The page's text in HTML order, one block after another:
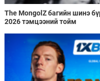
The MongolZ багийн шинэ
2026 тэмцээний тойм